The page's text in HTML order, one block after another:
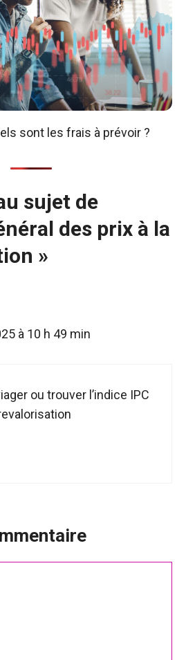
sont les frais à prévoir ?
sujet de
des prix à la
»
à 10 h 49 min
ou trouver l’indice IPC